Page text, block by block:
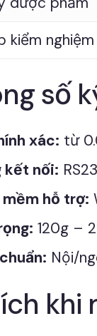
kiểm nghiệm
số
xác: từ
kết nối:
mềm hỗ trợ:
120g –
Nội/
khi